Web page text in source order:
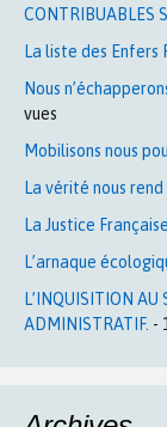
CONTRIBUABLES
La liste des Enfers
Nous
vues
Mobilisons nous
La vérité nous
La Justice
L’arnaque
L’INQUISITION AU
ADMINISTRATIF. -